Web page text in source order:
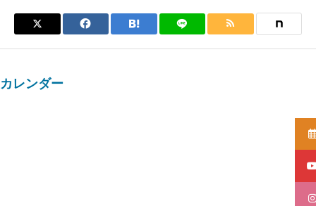
カレンダー